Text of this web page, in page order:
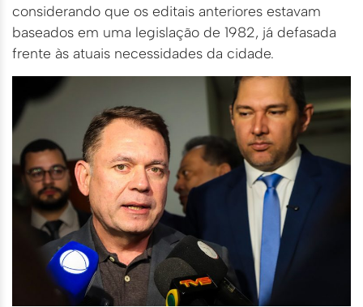
considerando que os editais anteriores estavam
baseados em uma legislação de 1982, já defasada
frente às atuais necessidades da cidade.